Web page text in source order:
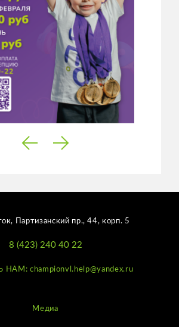
Партизанский пр., 44, корп. 5
8 (423) 240 40 22
championvl.help@yandex.ru
Медиа